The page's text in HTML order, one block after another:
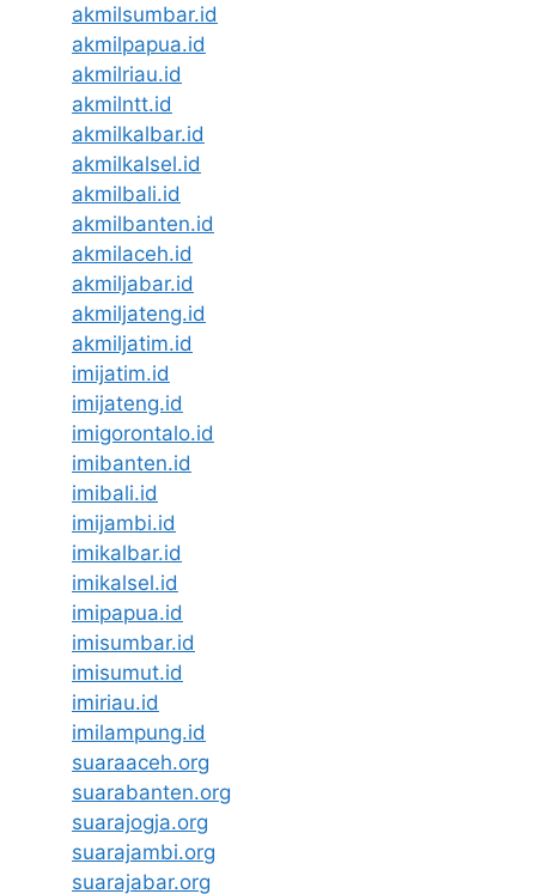
akmilsumbar.id
akmilpapua.id
akmilriau.id
akmilntt.id
akmilkalbar.id
akmilkalsel.id
akmilbali.id
akmilbanten.id
akmilaceh.id
akmiljabar.id
akmiljateng.id
akmiljatim.id
imijatim.id
imijateng.id
imigorontalo.id
imibanten.id
imibali.id
imijambi.id
imikalbar.id
imikalsel.id
imipapua.id
imisumbar.id
imisumut.id
imiriau.id
imilampung.id
suaraaceh.org
suarabanten.org
suarajogja.org
suarajambi.org
suarajabar.org